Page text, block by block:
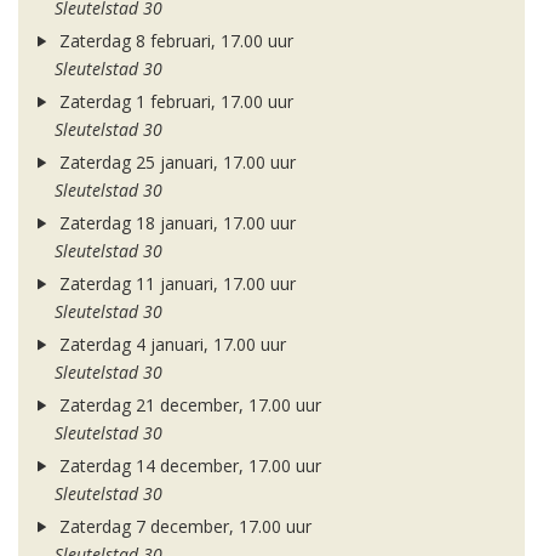
Sleutelstad 30
Zaterdag 8 februari, 17.00 uur
Sleutelstad 30
Zaterdag 1 februari, 17.00 uur
Sleutelstad 30
Zaterdag 25 januari, 17.00 uur
Sleutelstad 30
Zaterdag 18 januari, 17.00 uur
Sleutelstad 30
Zaterdag 11 januari, 17.00 uur
Sleutelstad 30
Zaterdag 4 januari, 17.00 uur
Sleutelstad 30
Zaterdag 21 december, 17.00 uur
Sleutelstad 30
Zaterdag 14 december, 17.00 uur
Sleutelstad 30
Zaterdag 7 december, 17.00 uur